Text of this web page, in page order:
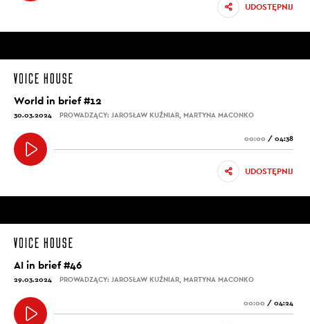
UDOSTĘPNIJ
World in brief #12
30.03.2024 PROWADZĄCY: JAROSŁAW KUŹNIAR, MARTYNA MACONKO
00:00 / 04:38
UDOSTĘPNIJ
AI in brief #46
29.03.2024 PROWADZĄCY: JAROSŁAW KUŹNIAR, MARTYNA MACONKO
00:00 / 04:24